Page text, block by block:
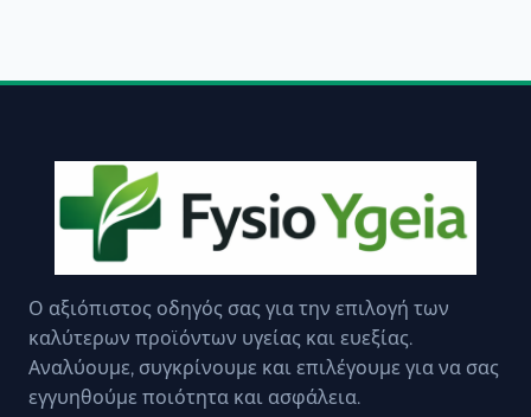
Ο αξιόπιστος οδηγός σας για την επιλογή των
καλύτερων προϊόντων υγείας και ευεξίας.
Αναλύουμε, συγκρίνουμε και επιλέγουμε για να σας
εγγυηθούμε ποιότητα και ασφάλεια.